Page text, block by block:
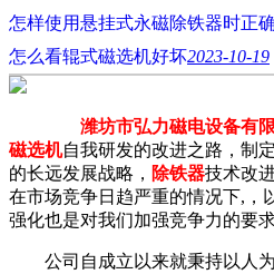
怎样使用悬挂式永磁除铁器时正
怎么看辊式磁选机好坏2023-10-19
潍坊市弘力磁电设备有
磁选机自我研发的改进之路，制
的长远发展战略， 除铁器技术改
在市场竞争日趋严重的情况下,，
强化也是对我们加强竞争力的要求
公司自成立以来就秉持以人为